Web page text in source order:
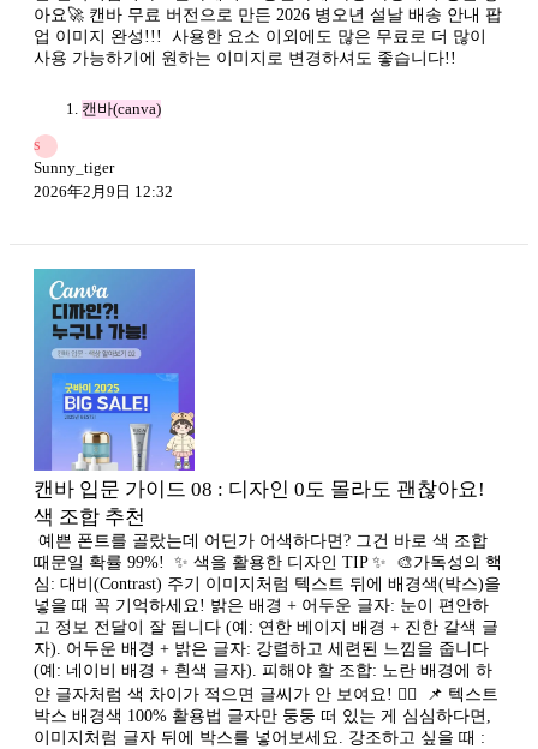
아요🚀 캔바 무료 버전으로 만든 2026 병오년 설날 배송 안내 팝
업 이미지 완성!!! ​ 사용한 요소 이외에도 많은 무료로 더 많이
사용 가능하기에 원하는 이미지로 변경하셔도 좋습니다!!
캔바(canva)
S
Sunny_tiger
2026年2月9日 12:32
캔바 입문 가이드 08 : 디자인 0도 몰라도 괜찮아요!
색 조합 추천
​ 예쁜 폰트를 골랐는데 어딘가 어색하다면? 그건 바로 색 조합
때문일 확률 99%! ​ ✨ 색을 활용한 디자인 TIP ✨ ​ 🎨가독성의 핵
심: 대비(Contrast) 주기 이미지처럼 텍스트 뒤에 배경색(박스)을
넣을 때 꼭 기억하세요! 밝은 배경 + 어두운 글자: 눈이 편안하
고 정보 전달이 잘 됩니다 (예: 연한 베이지 배경 + 진한 갈색 글
자). 어두운 배경 + 밝은 글자: 강렬하고 세련된 느낌을 줍니다
(예: 네이비 배경 + 흰색 글자). 피해야 할 조합: 노란 배경에 하
얀 글자처럼 색 차이가 적으면 글씨가 안 보여요! 🙅‍♀️ ​ 📌 텍스트
박스 배경색 100% 활용법 글자만 둥둥 떠 있는 게 심심하다면,
이미지처럼 글자 뒤에 박스를 넣어보세요. 강조하고 싶을 때 :